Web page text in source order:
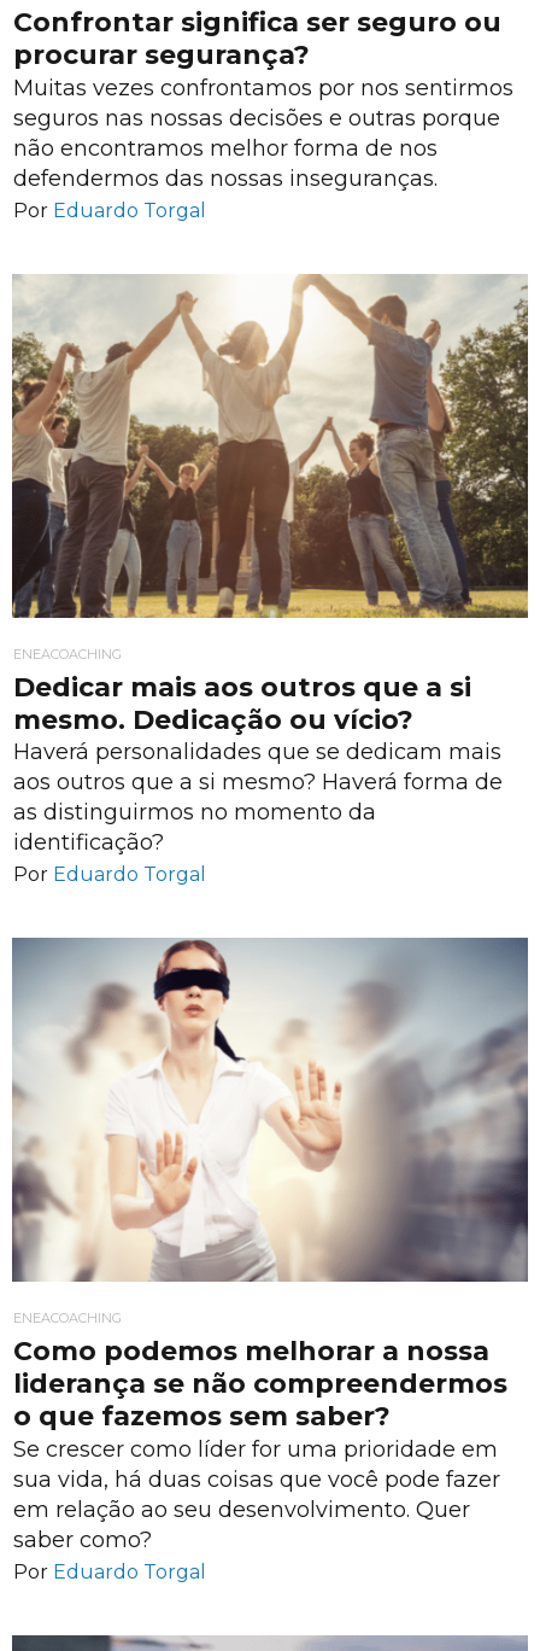
Confrontar significa ser seguro ou
procurar segurança?
Muitas vezes confrontamos por nos sentirmos
seguros nas nossas decisões e outras porque
não encontramos melhor forma de nos
defendermos das nossas inseguranças.
Por Eduardo Torgal
ENEACOACHING
Dedicar mais aos outros que a si
mesmo. Dedicação ou vício?
Haverá personalidades que se dedicam mais
aos outros que a si mesmo? Haverá forma de
as distinguirmos no momento da
identificação?
Por Eduardo Torgal
ENEACOACHING
Como podemos melhorar a nossa
liderança se não compreendermos
o que fazemos sem saber?
Se crescer como líder for uma prioridade em
sua vida, há duas coisas que você pode fazer
em relação ao seu desenvolvimento. Quer
saber como?
Por Eduardo Torgal